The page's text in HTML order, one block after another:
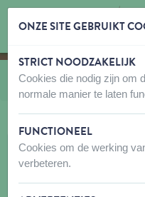
Inhoud overslaan
Taalkeuze overslaan
U bevindt zich hier:
vanFantail Kussens
ONZE SITE GEBRUIKT
STRICT NOODZAKELIJK
Cookies die nodig zijn om
normale manier te laten
FUNCTIONEEL
Cookies om de werking
verbeteren.